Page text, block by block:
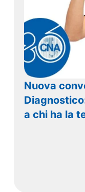
Nuova
a chi ha la